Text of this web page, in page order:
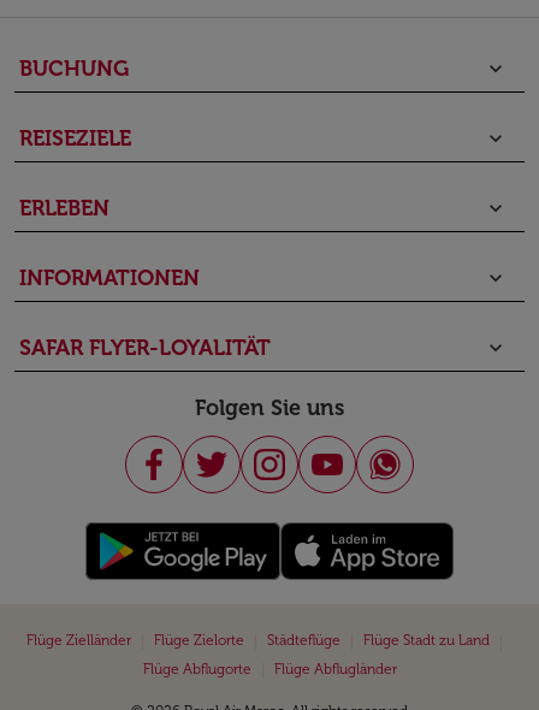
BUCHUNG keyboard_arrow_down
REISEZIELE keyboard_arrow_down
ERLEBEN keyboard_arrow_down
INFORMATIONEN keyboard_arrow_down
SAFAR FLYER-LOYALITÄT keyboard_arrow_down
Folgen Sie uns
Flüge Zielländer Flüge Zielorte Städteflüge Flüge Stadt zu Land
Flüge Abflugorte
Flüge Abflugländer